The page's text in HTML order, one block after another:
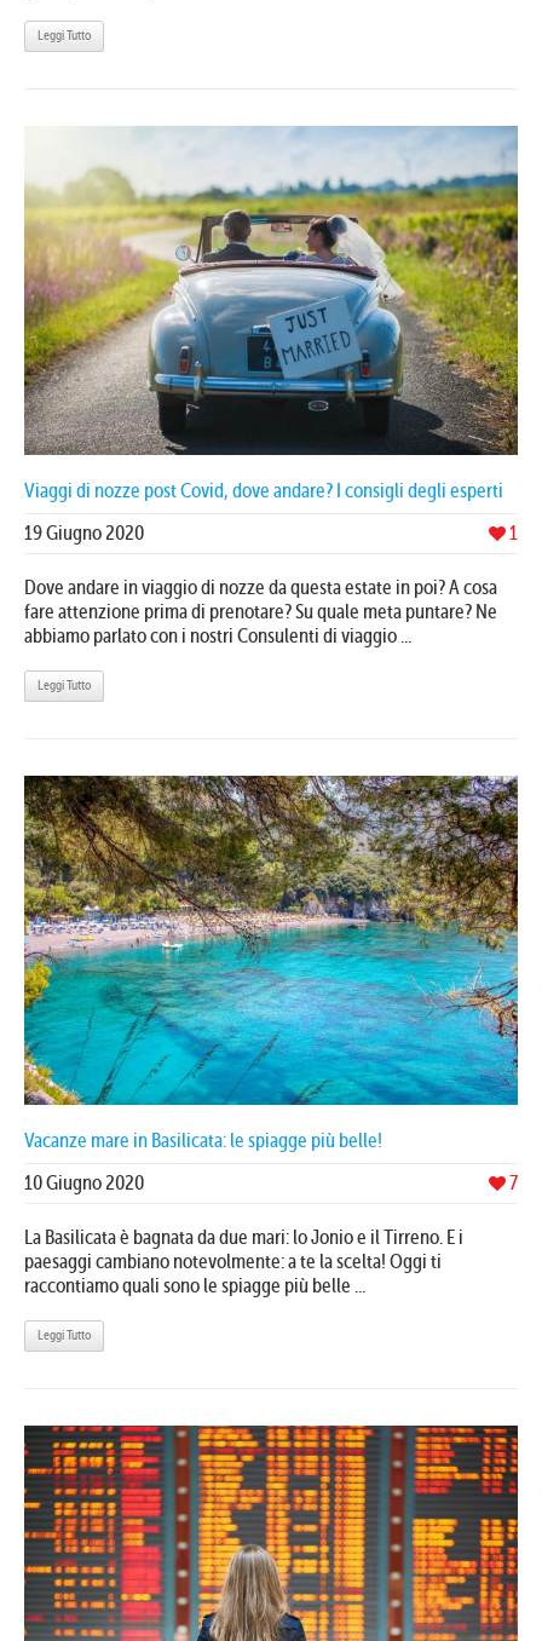
Leggi Tutto
Viaggi di nozze post Covid, dove andare? I consigli degli esperti
1
19 Giugno 2020
Dove andare in viaggio di nozze da questa estate in poi? A cosa
fare attenzione prima di prenotare? Su quale meta puntare? Ne
abbiamo parlato con i nostri Consulenti di viaggio ...
Leggi Tutto
Vacanze mare in Basilicata: le spiagge più belle!
7
10 Giugno 2020
La Basilicata è bagnata da due mari: lo Jonio e il Tirreno. E i
paesaggi cambiano notevolmente: a te la scelta! Oggi ti
raccontiamo quali sono le spiagge più belle ...
Leggi Tutto